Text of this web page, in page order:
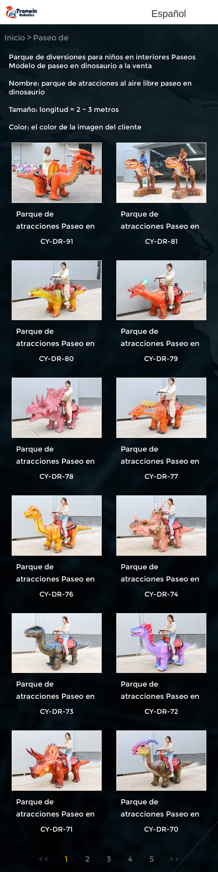
Español
Inicio> Paseo de
Parque de diversiones para niños en interiores Paseos
Modelo de paseo en dinosaurio a la venta
Nombre: parque de atracciones al aire libre paseo en
dinosaurio
Tamaño: longitud = 2 ~ 3 metros
Color: el color de la imagen del cliente
Parque de
atracciones Paseo en
dinosaurio El paseo
popular
CY-DR-91
Parque de
atracciones Paseo en
dinosaurio El paseo
popular
CY-DR-81
Parque de
atracciones Paseo en
dinosaurio El paseo
popular
CY-DR-80
Parque de
atracciones Paseo en
dinosaurio El paseo
popular
CY-DR-79
Parque de
atracciones Paseo en
dinosaurio El paseo
popular
CY-DR-78
Parque de
atracciones Paseo en
dinosaurio El paseo
popular
CY-DR-77
Parque de
atracciones Paseo en
dinosaurio El paseo
popular
CY-DR-76
Parque de
atracciones Paseo en
dinosaurio El paseo
popular
CY-DR-74
Parque de
atracciones Paseo en
dinosaurio El paseo
popular
CY-DR-73
Parque de
atracciones Paseo en
dinosaurio El paseo
popular
CY-DR-72
Parque de
atracciones Paseo en
dinosaurio El paseo
CY-DR-71
Parque de
atracciones Paseo en
dinosaurio El paseo
CY-DR-70
1 2 3 4 5